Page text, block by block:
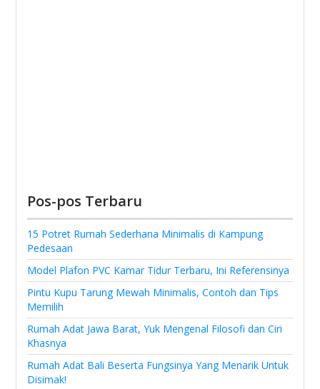
Pos-pos Terbaru
15 Potret Rumah Sederhana Minimalis di Kampung
Pedesaan
Model Plafon PVC Kamar Tidur Terbaru, Ini Referensinya
Pintu Kupu Tarung Mewah Minimalis, Contoh dan Tips
Memilih
Rumah Adat Jawa Barat, Yuk Mengenal Filosofi dan Ciri
Khasnya
Rumah Adat Bali Beserta Fungsinya Yang Menarik Untuk
Disimak!